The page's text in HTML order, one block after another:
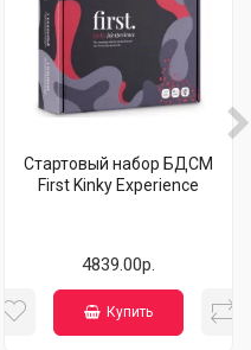
Стартовый набор БДСМ
First Kinky Experience
4839.00р.
Купить